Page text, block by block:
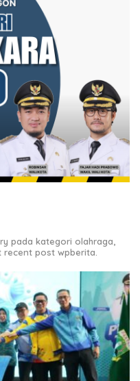
pada kategori olahraga,
recent post wpberita.